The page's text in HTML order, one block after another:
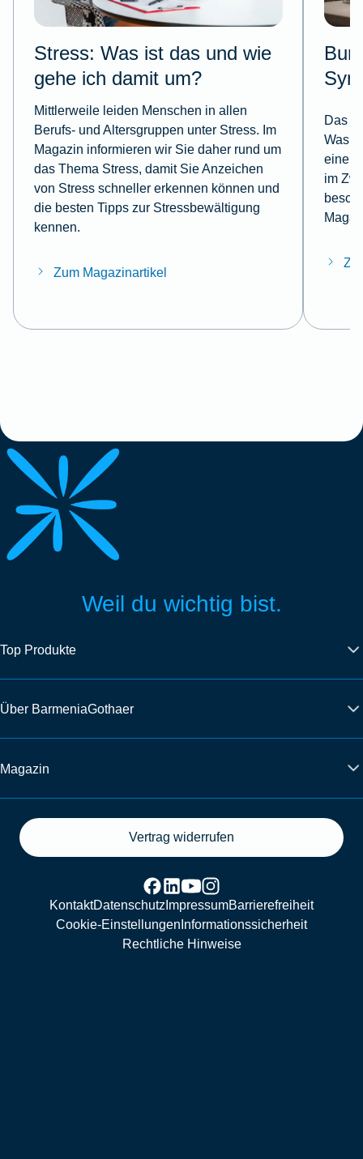
Stress: Was ist das und wie
gehe ich damit um?
Mittlerweile leiden Menschen in allen
Berufs- und Altersgruppen unter Stress. Im
Magazin informieren wir Sie daher rund um
das Thema Stress, damit Sie Anzeichen
von Stress schneller erkennen können und
die besten Tipps zur Stressbewältigung
kennen.
Zum Magazinartikel
Das
Was
eine
im
Weil du wichtig bist.
Top Produkte
Über BarmeniaGothaer
Magazin
Vertrag widerrufen
KontaktDatenschutz ImpressumBarrierefreiheit
Cookie-Einstellungen Informationssicherheit
Rechtliche Hinweise